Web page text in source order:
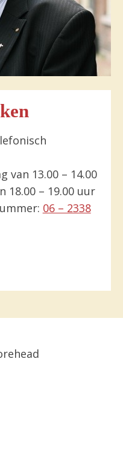
van 13.00 – 14.00
18.00 – 19.00 uur
06 – 2338